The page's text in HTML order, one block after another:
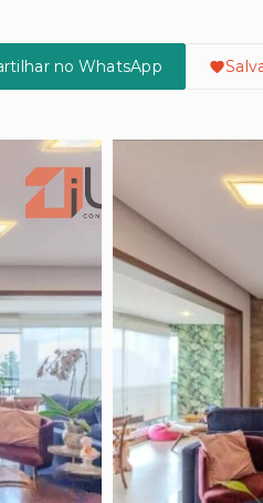
no WhatsApp